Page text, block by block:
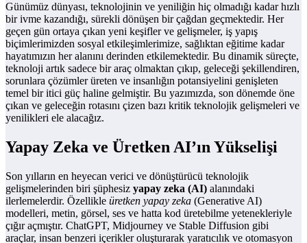
Günümüz dünyası, teknolojinin ve yeniliğin hiç olmadığı kadar hızlı
bir ivme kazandığı, sürekli dönüşen bir çağdan geçmektedir. Her
geçen gün ortaya çıkan yeni keşifler ve gelişmeler, iş yapış
biçimlerimizden sosyal etkileşimlerimize, sağlıktan eğitime kadar
hayatımızın her alanını derinden etkilemektedir. Bu dinamik süreçte,
teknoloji artık sadece bir araç olmaktan çıkıp, geleceği şekillendiren,
sorunlara çözümler üreten ve insanlığın potansiyelini genişleten
temel bir itici güç haline gelmiştir. Bu yazımızda, son dönemde öne
çıkan ve geleceğin rotasını çizen bazı kritik teknolojik gelişmeleri ve
yenilikleri ele alacağız.
Yapay Zeka ve Üretken AI’ın Yükselişi
Son yılların en heyecan verici ve dönüştürücü teknolojik
gelişmelerinden biri şüphesiz yapay zeka (AI) alanındaki
ilerlemelerdir. Özellikle üretken yapay zeka (Generative AI)
modelleri, metin, görsel, ses ve hatta kod üretebilme yetenekleriyle
çığır açmıştır. ChatGPT, Midjourney ve Stable Diffusion gibi
araçlar, insan benzeri içerikler oluşturarak yaratıcılık ve otomasyon